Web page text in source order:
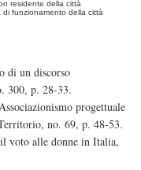
residente della città
di funzionamento della città
di un discorso
300, p. 28-33.
progettuale
no. 69, p. 48-53.
voto alle donne in Italia,